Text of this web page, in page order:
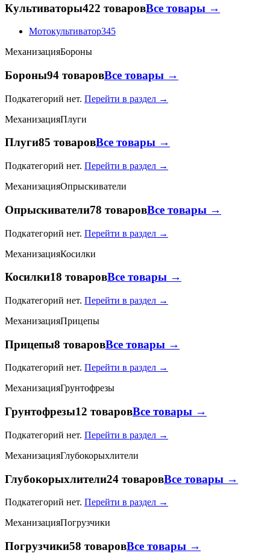
Культиваторы422 товаровВсе товары →
Мотокультиватор345
МеханизацияБороны
Бороны94 товаровВсе товары →
Подкатегорий нет. Перейти в раздел →
МеханизацияПлуги
Плуги85 товаровВсе товары →
Подкатегорий нет. Перейти в раздел →
МеханизацияОпрыскиватели
Опрыскиватели78 товаровВсе товары →
Подкатегорий нет. Перейти в раздел →
МеханизацияКосилки
Косилки18 товаровВсе товары →
Подкатегорий нет. Перейти в раздел →
МеханизацияПрицепы
Прицепы8 товаровВсе товары →
Подкатегорий нет. Перейти в раздел →
МеханизацияГрунтофрезы
Грунтофрезы12 товаровВсе товары →
Подкатегорий нет. Перейти в раздел →
МеханизацияГлубокорыхлители
Глубокорыхлители24 товаровВсе товары →
Подкатегорий нет. Перейти в раздел →
МеханизацияПогрузчики
Погрузчики58 товаровВсе товары →